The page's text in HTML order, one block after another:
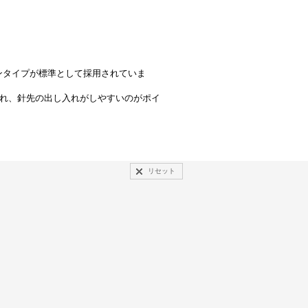
イプが標準として採用されていま
、針先の出し入れがしやすいのがポイ
リセット